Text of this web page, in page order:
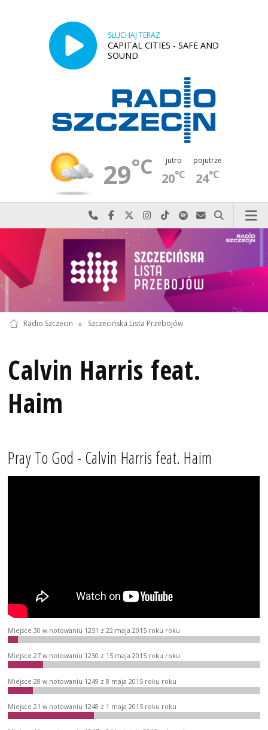
SŁUCHAJ TERAZ
CAPITAL CITIES - SAFE AND
SOUND
29°C jutro
20°C
pojutrze
24°C
Najlepiej po prostu do nas zadzwoń
Odwiedź nas na Facebook-u
Odwiedź nas na X
Odwiedź nas na Instagram-ie
Odwiedź nas na TikTok-u
Szukaj nas na Spotify
Wyślij do nas
Szukaj
Radio Szczecin » Szczecińska Lista Przebojów
Calvin Harris feat.
Haim
Pray To God - Calvin Harris feat. Haim
Miejsce 30 w notowaniu 1251 z 22 maja 2015 roku roku
Miejsce 27 w notowaniu 1250 z 15 maja 2015 roku roku
Miejsce 28 w notowaniu 1249 z 8 maja 2015 roku roku
Miejsce 21 w notowaniu 1248 z 1 maja 2015 roku roku